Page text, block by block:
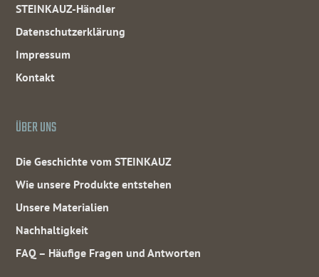
STEINKAUZ-Händler
Datenschutzerklärung
Impressum
Kontakt
ÜBER UNS
Die Geschichte vom STEINKAUZ
Wie unsere Produkte entstehen
Unsere Materialien
Nachhaltigkeit
FAQ – Häufige Fragen und Antworten